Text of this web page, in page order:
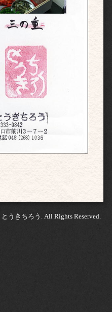
とうきちろう . All Rights Reserved.